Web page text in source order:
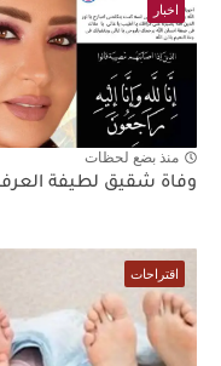
اخبار
منذ بضع لحظات
وفاة شقيق لطيفة
اقتراحات